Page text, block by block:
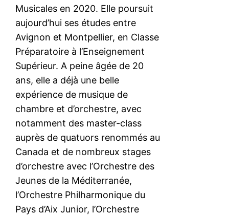
Musicales en 2020. Elle poursuit
aujourd’hui ses études entre
Avignon et Montpellier, en Classe
Préparatoire à l’Enseignement
Supérieur. A peine âgée de 20
ans, elle a déjà une belle
expérience de musique de
chambre et d’orchestre, avec
notamment des master-class
auprès de quatuors renommés au
Canada et de nombreux stages
d’orchestre avec l’Orchestre des
Jeunes de la Méditerranée,
l’Orchestre Philharmonique du
Pays d’Aix Junior, l’Orchestre